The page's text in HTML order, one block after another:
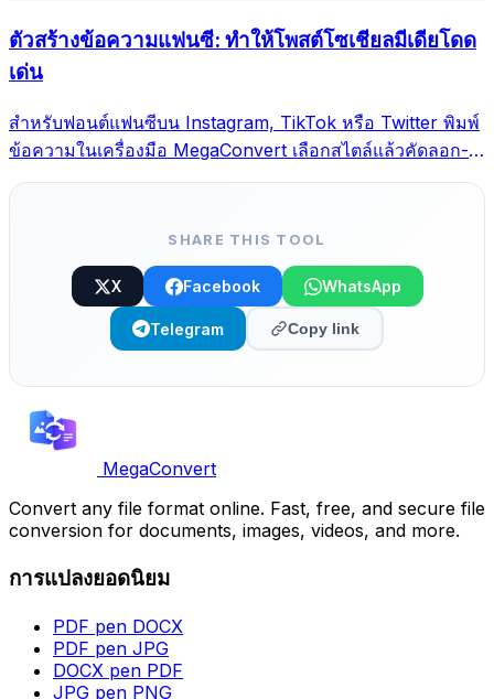
ตัวสร้างข้อความแฟนซี: ทำให้โพสต์โซเชียลมีเดียโดด
เด่น
สำหรับฟอนต์แฟนซีบน Instagram, TikTok หรือ Twitter พิมพ์
ข้อความในเครื่องมือ MegaConvert เลือกสไตล์แล้วคัดลอก-
วาง
SHARE THIS TOOL
X Facebook WhatsApp
Telegram Copy link
MegaConvert
Convert any file format online. Fast, free, and secure file
conversion for documents, images, videos, and more.
การแปลงยอดนิยม
PDF pen DOCX
PDF pen JPG
DOCX pen PDF
JPG pen PNG